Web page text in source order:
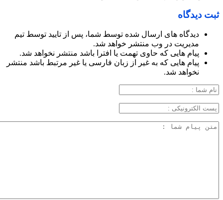
ثبت دیدگاه
دیدگاه های ارسال شده توسط شما، پس از تایید توسط تیم
مدیریت در وب منتشر خواهد شد.
پیام هایی که حاوی تهمت یا افترا باشد منتشر نخواهد شد.
پیام هایی که به غیر از زبان فارسی یا غیر مرتبط باشد منتشر
نخواهد شد.